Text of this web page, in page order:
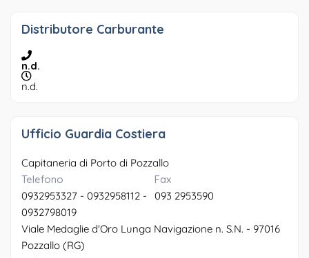
Distributore Carburante
n.d.
n.d.
Ufficio Guardia Costiera
Capitaneria di Porto di Pozzallo
Telefono
0932953327 - 0932958112 -
0932798019
Fax
093 2953590
Viale Medaglie d'Oro Lunga Navigazione n. S.N. - 97016
Pozzallo (RG)